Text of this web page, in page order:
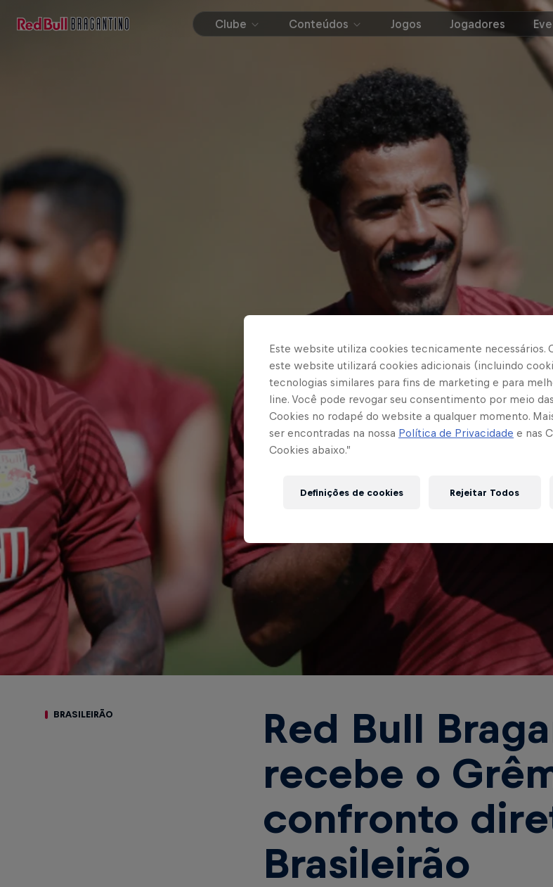
Clube Conteúdos Jogos Jogadores
BRASILEIRÃO
Red Bull
recebe o
confronto
Brasileirão
Este website utiliza cookies tecnicamente necessários.
este website utilizará cookies adicionais (incluindo
tecnologias similares para fins de marketing e para
line. Você pode revogar seu consentimento por meio
Cookies no rodapé do website a qualquer momento.
ser encontradas na nossa Política de Privacidade e nas
Cookies abaixo.”
Definições de cookies Rejeitar Todos